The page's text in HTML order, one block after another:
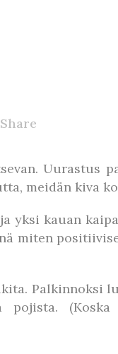
Share
Uurastus
meidän kiva
yksi kauan
miten
Palkinnoksi
pojista.